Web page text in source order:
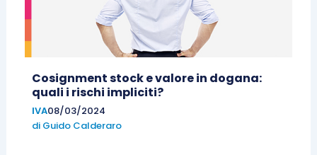
Cosignment stock e valore in dogana:
quali i rischi impliciti?
IVA08/03/2024
di Guido Calderaro